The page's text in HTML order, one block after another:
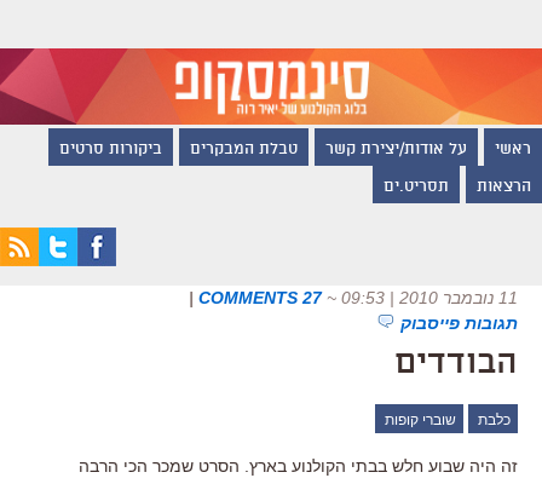
ראשי על אודות/יצירת קשר טבלת המבקרים ביקורות סרטים
הרצאות תסריט.ים
11 נובמבר 2010 | 09:53 ~
27 COMMENTS
|
תגובות פייסבוק
הבודדים
כלבת שוברי קופות
זה היה שבוע חלש בבתי הקולנוע בארץ. הסרט שמכר הכי הרבה